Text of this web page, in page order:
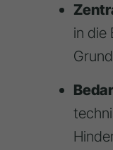
in die